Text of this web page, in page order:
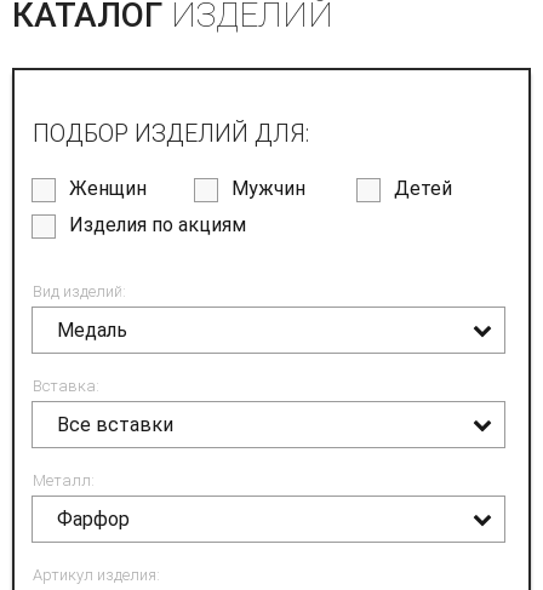
КАТАЛОГ ИЗДЕЛИЙ
ПОДБОР ИЗДЕЛИЙ ДЛЯ:
Женщин Мужчин
Детей
Изделия по акциям
Вид изделий:
Медаль
Вставка:
Все вставки
Металл:
Фарфор
Артикул изделия: